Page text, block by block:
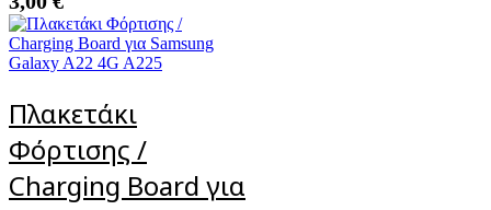
Πλακετάκι
Φόρτισης /
Charging Board για